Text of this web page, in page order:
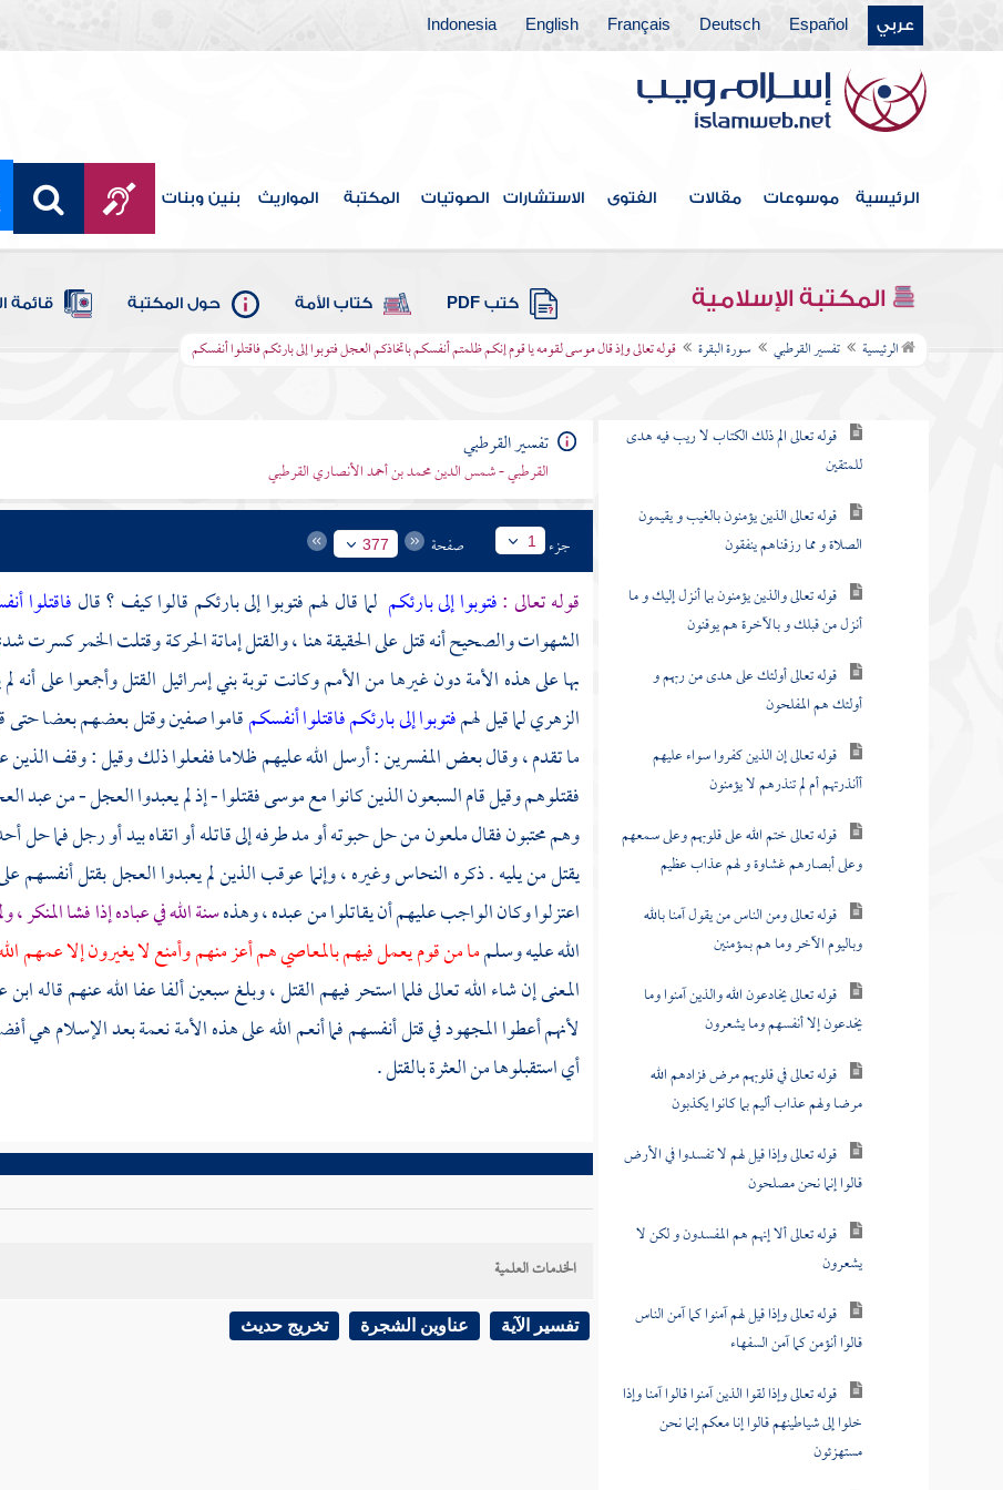
عربي Español
Deutsch
Français
English
Indonesia
الرئيسية موسوعات مقالات الفتوى الاستشارات الصوتيات المكتبة المواريث بنين وبنات
المكتبة الإسلامية كتب PDF كتاب الأمة حول المكتبة قائمة
الرئيسية تفسير القرطبي سورة البقرة قوله تعالى وإذ قال موسى لقومه يا قوم إنكم ظلمتم أنفسكم باتخاذكم العجل فتوبوا إلى بارئكم فاقتلوا أنفسكم
باب ما جاء من الحجة في الرد على
من طعن في القرآن وخالف مصحف
عثمان بالزيادة والنقصان
سورة الفاتحة
سورة البقرة
قوله تعالى الم ذلك الكتاب لا ريب فيه هدى
للمتقين
قوله تعالى الذين يؤمنون بالغيب و يقيمون
الصلاة و مما رزقناهم ينفقون
قوله تعالى والذين يؤمنون بما أنزل إليك و ما
أنزل من قبلك و بالآخرة هم يوقنون
قوله تعالى أولئك على هدى من ربهم و
أولئك هم المفلحون
قوله تعالى إن الذين كفروا سواء عليهم
أأنذرتهم أم لم تنذرهم لا يؤمنون
قوله تعالى ختم الله على قلوبهم وعلى سمعهم
وعلى أبصارهم غشاوة و لهم عذاب عظيم
قوله تعالى ومن الناس من يقول آمنا بالله
وباليوم الآخر وما هم بمؤمنين
قوله تعالى يخادعون الله والذين آمنوا وما
يخدعون إلا أنفسهم وما يشعرون
قوله تعالى في قلوبهم مرض فزادهم الله
مرضا ولهم عذاب أليم بما كانوا يكذبون
قوله تعالى وإذا قيل لهم لا تفسدوا في الأرض
قالوا إنما نحن مصلحون
قوله تعالى ألا إنهم هم المفسدون و لكن لا
يشعرون
قوله تعالى وإذا قيل لهم آمنوا كما آمن الناس
قالوا أنؤمن كما آمن السفهاء
قوله تعالى وإذا لقوا الذين آمنوا قالوا آمنا وإذا
خلوا إلى شياطينهم قالوا إنا معكم إنما نحن
مستهزئون
تفسير القرطبي
القرطبي - شمس الدين محمد بن أحمد الأنصاري القرطبي
جزء 1 صفحة 377
قوله تعالى :فتوبوا إلى بارئكم لما قال لهم فتوبوا إلى بارئكم قالوا كيف ؟ قالفاقتلوا
الشهوات والصحيح أنه قتل على الحقيقة هنا ، والقتل إماتة الحركة وقتلت الخمر كسرت
بها على هذه الأمة دون غيرها من الأمم وكانت توبةبني إسرائيلالقتل وأجمعوا على
الزهريلما قيل لهمفتوبوا إلى بارئكم فاقتلوا أنفسكمقاموا صفين وقتل بعضهم بعضا حتى
ما تقدم ، وقال بعض المفسرين : أرسل الله عليهم ظلاما ففعلوا ذلك وقيل : وقف
فقتلوهم وقيل قام السبعون الذين كانوا معموسىفقتلوا - إذ لم يعبدوا العجل - من عبد
وهم محتبون فقال ملعون من حل حبوته أو مد طرفه إلى قاتله أو اتقاه بيد أو رجل فما حل
يقتل من يليه . ذكرهالنحاسوغيره ، وإنما عوقب الذين لم يعبدوا العجل بقتل أنفسهم
اعتزلوا وكان الواجب عليهم أن يقاتلوا من عبده ، وهذهسنة الله في عباده إذا فشا المنكر ،
الله عليه وسلمما من قوم يعمل فيهم بالمعاصي هم أعز منهم وأمنع لا يغيرون إلا عمهم
المعنى إن شاء الله تعالى فلما استحر فيهم القتل ، وبلغ سبعين ألفا عفا الله عنهم قاله
لأنهم أعطوا المجهود في قتل أنفسهم فما أنعم الله على هذه الأمة نعمة بعد الإسلام هي
أي استقبلوها من العثرة بالقتل .
الخدمات العلمية
تفسير الآية عناوين الشجرة تخريج حديث